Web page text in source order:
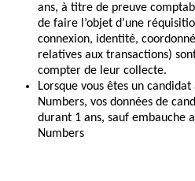
ans, à titre de preuve
de faire l’objet d’une
connexion, identité,
relatives aux transactions)
compter de leur collecte.
Lorsque vous êtes un
Numbers, vos données de
durant 1 ans, sauf embauche
Numbers